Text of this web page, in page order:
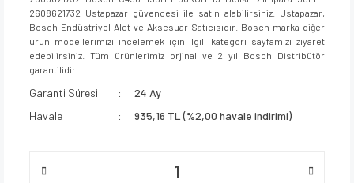
2608621732 Ustapazar güvencesi ile satın alabilirsiniz. Ustapazar,
Bosch Endüstriyel Alet ve Aksesuar Satıcısıdır. Bosch marka diğer
ürün modellerimizi incelemek için ilgili kategori sayfamızı ziyaret
edebilirsiniz. Tüm ürünlerimiz orjinal ve 2 yıl Bosch Distribütör
garantilidir.
Garanti Süresi
24 Ay
Havale
935,16 TL (%2,00 havale indirimi)